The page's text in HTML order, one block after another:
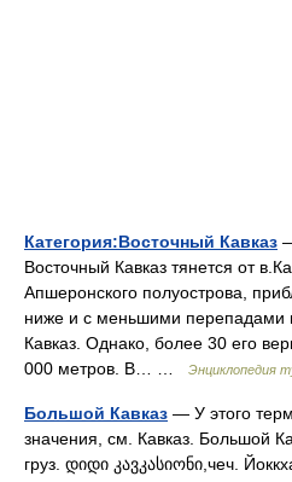
Категория:Восточный Кавказ
Восточный Кавказ тянется от
Апшеронского полуострова,
ниже и с меньшими перепадами
Кавказ. Однако, более 30 его
000 метров. В… …
Энциклопедия
Большой Кавказ — У этого
значения, см. Кавказ. Большой
груз. დიდი კავკასიონი,чеч.